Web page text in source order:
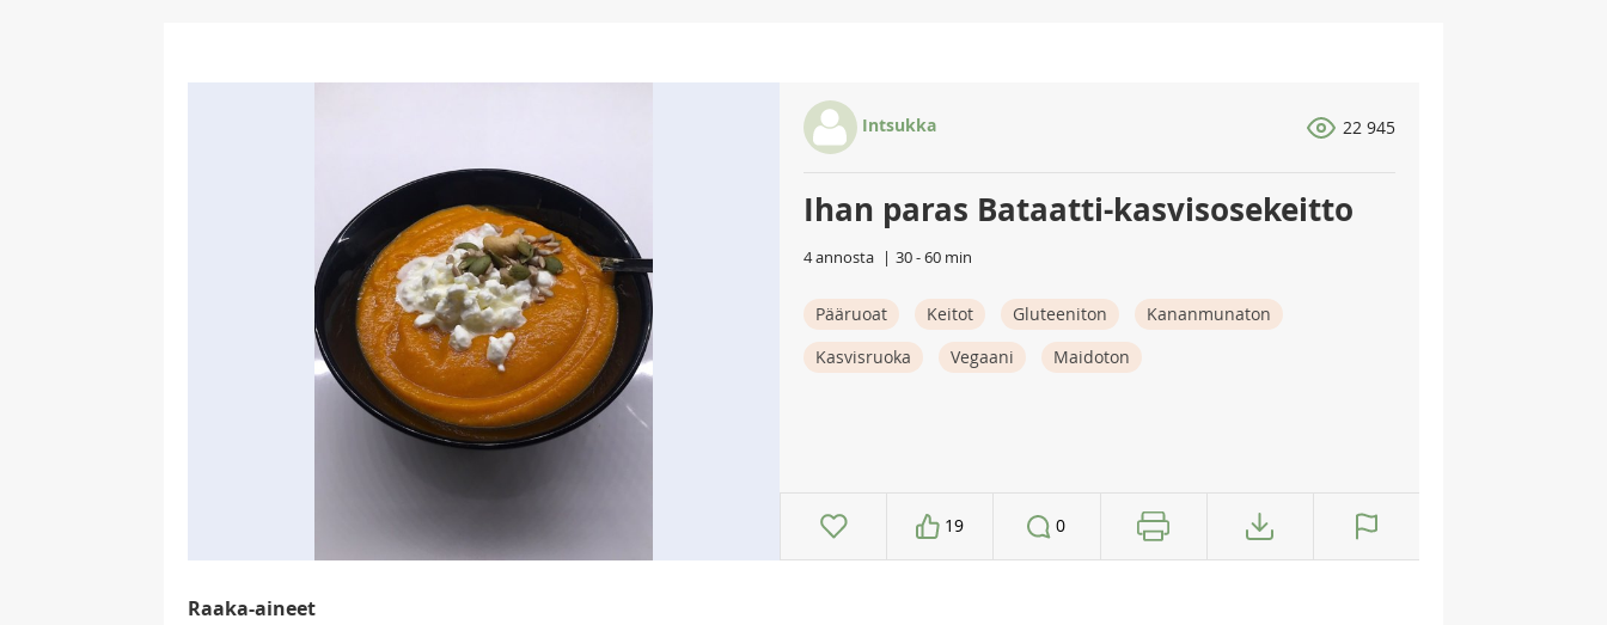
Intsukka 22 945
Ihan paras Bataatti-kasvisosekeitto
4 annosta 30 - 60 min
Pääruoat Keitot Gluteeniton
Kananmunaton
Kasvisruoka
Vegaani Maidoton
19 0
Raaka-aineet